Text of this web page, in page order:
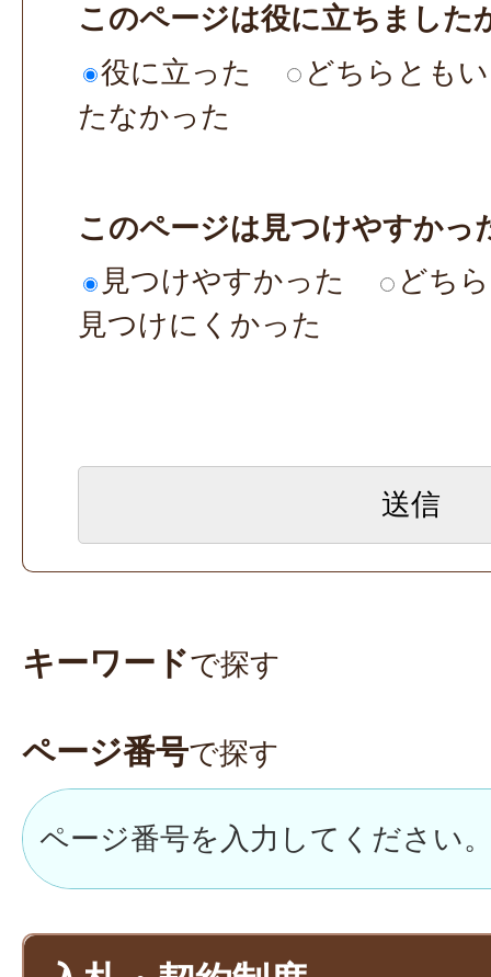
このページは役に立ちました
役に立った
どちらとも
たなかった
このページは見つけやすかっ
見つけやすかった
どち
見つけにくかった
キーワードで探す
ページ番号で探す